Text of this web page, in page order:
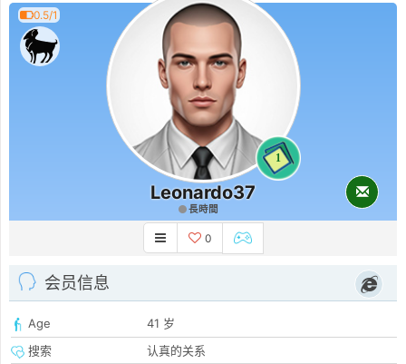
0.5/1
1
Leonardo37
長時間
0
会员信息
Age
41 岁
搜索
认真的关系